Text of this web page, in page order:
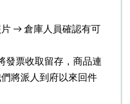
→ 倉庫人員確認有可
發票收取留存，商品連
將派人到府以來回件